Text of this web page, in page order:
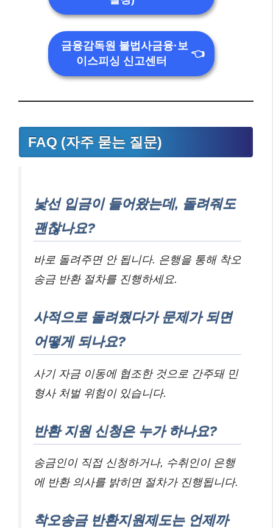
금융감독원 불법사금융·보
이스피싱 신고센터
👈
FAQ (자주 묻는 질문)
낯선 입금이 들어왔는데, 돌려줘도
괜찮나요?
바로 돌려주면 안 됩니다. 은행을 통해 착오
송금 반환 절차를 진행하세요.
사적으로 돌려줬다가 문제가 되면
어떻게 되나요?
사기 자금 이동에 협조한 것으로 간주돼 민
형사 처벌 위험이 있습니다.
반환 지원 신청은 누가 하나요?
송금인이 직접 신청하거나, 수취인이 은행
에 반환 의사를 밝히면 절차가 진행됩니다.
착오송금 반환지원제도는 언제까